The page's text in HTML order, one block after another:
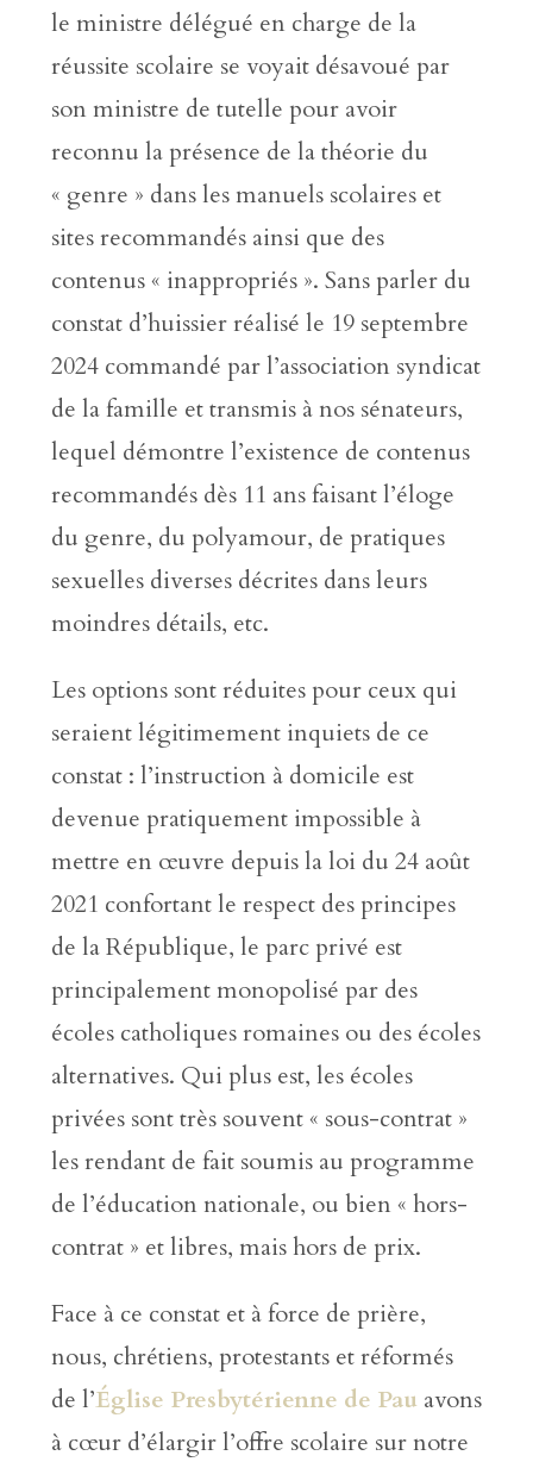
le ministre délégué en charge de la
réussite scolaire se voyait désavoué par
son ministre de tutelle pour avoir
reconnu la présence de la théorie du
« genre » dans les manuels scolaires et
sites recommandés ainsi que des
contenus « inappropriés ». Sans parler du
constat d’huissier réalisé le 19 septembre
2024 commandé par l’association syndicat
de la famille et transmis à nos sénateurs,
lequel démontre l’existence de contenus
recommandés dès 11 ans faisant l’éloge
du genre, du polyamour, de pratiques
sexuelles diverses décrites dans leurs
moindres détails, etc.
Les options sont réduites pour ceux qui
seraient légitimement inquiets de ce
constat : l’instruction à domicile est
devenue pratiquement impossible à
mettre en œuvre depuis la loi du 24 août
2021 confortant le respect des principes
de la République, le parc privé est
principalement monopolisé par des
écoles catholiques romaines ou des écoles
alternatives. Qui plus est, les écoles
privées sont très souvent « sous-contrat »
les rendant de fait soumis au programme
de l’éducation nationale, ou bien « hors-
contrat » et libres, mais hors de prix.
Face à ce constat et à force de prière,
nous, chrétiens, protestants et réformés
de l’Église Presbytérienne de Pau avons
à cœur d’élargir l’offre scolaire sur notre